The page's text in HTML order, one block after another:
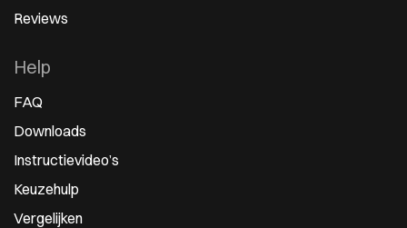
Reviews
Help
FAQ
Downloads
Instructievideo’s
Keuzehulp
Vergelijken